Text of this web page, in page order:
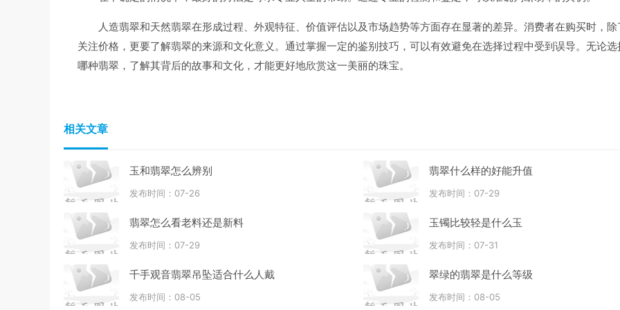
人造翡翠和天然翡翠在形成过程、外观特征、价值评估以及市场趋势等方面存在显著的差异。消费者在购买时，除
关注价格，更要了解翡翠的来源和文化意义。通过掌握一定的鉴别技巧，可以有效避免在选择过程中受到误导。无论选
哪种翡翠，了解其背后的故事和文化，才能更好地欣赏这一美丽的珠宝。
相关文章
玉和翡翠怎么辨别
发布时间：07-26
翡翠什么样的好能升值
发布时间：07-29
翡翠怎么看老料还是新料
发布时间：07-29
玉镯比较轻是什么玉
发布时间：07-31
千手观音翡翠吊坠适合什么人戴
发布时间：08-05
翠绿的翡翠是什么等级
发布时间：08-05